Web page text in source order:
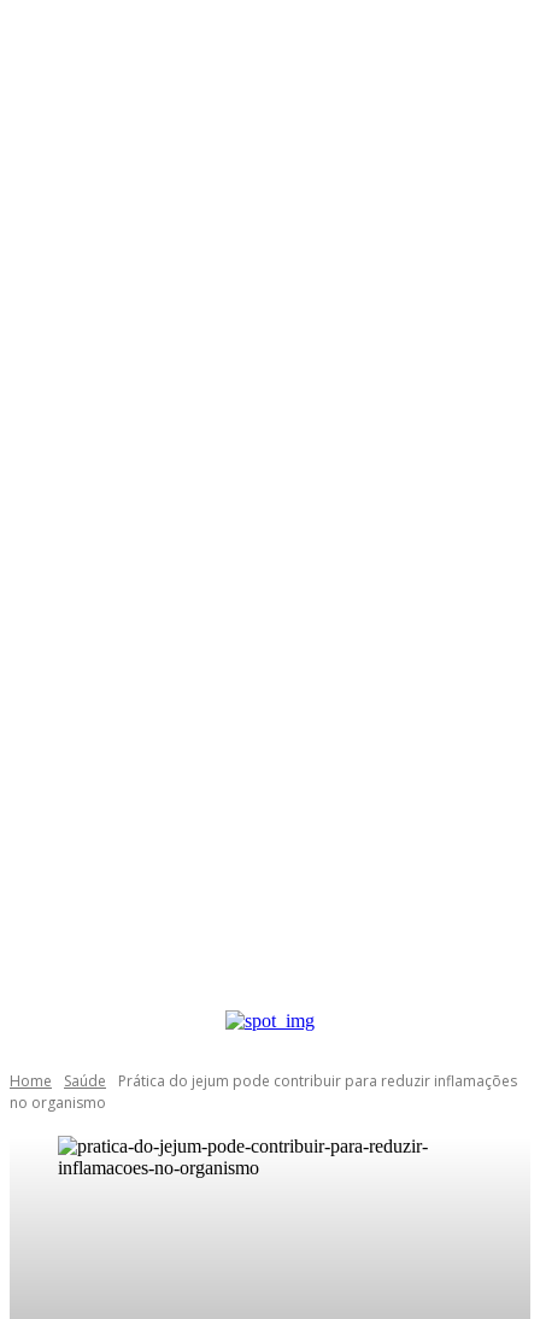
Home Saúde
Prática do jejum pode contribuir para reduzir inflamações
no organismo